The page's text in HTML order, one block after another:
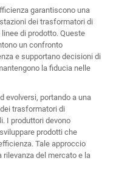
garantiscono una
dei trasformatori di
di prodotto. Queste
un confronto
e supportano decisioni di
la fiducia nelle
evolversi, portando a una
trasformatori di
I produttori devono
prodotti che
Tale approccio
del mercato e la